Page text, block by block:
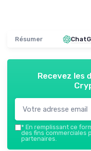
Résumer
Recevez les
* En remplissant ce
des fins commerciales
partenaires.